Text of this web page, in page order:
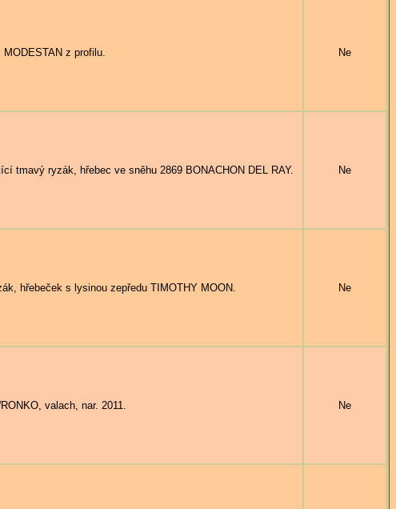
z profilu. Ne
tmavý ryzák, hřebec ve sněhu 2869 BONACHON DEL RAY. Ne
hřebeček s lysinou zepředu TIMOTHY MOON. Ne
valach, nar. 2011. Ne